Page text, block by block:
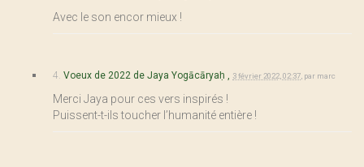
Avec le son encor mieux !
4. Voeux de 2022 de Jaya Yogācāryaḥ , 3 février 2022, 02:37 par marc
Merci Jaya pour ces vers inspirés !
Puissent-t-ils toucher l’humanité entière !